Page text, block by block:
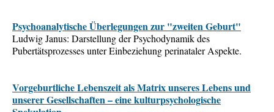
Psychoanalytische Überlegungen zur "zweiten Geburt"
Ludwig Janus: Darstellung der Psychodynamik des
Pubertätsprozesses unter Einbeziehung perinataler Aspekte.
Vorgeburtliche Lebenszeit als Matrix unseres Lebens und
unserer Gesellschaften – eine kulturpsychologische